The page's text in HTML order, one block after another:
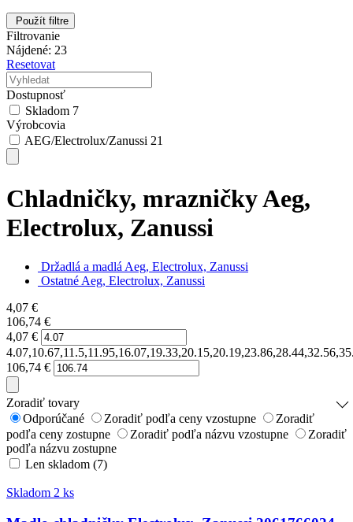
Použít filtre
Filtrovanie
Nájdené: 23
Resetovat
Dostupnosť
Skladom 7
Výrobcovia
AEG/Electrolux/Zanussi 21
Chladničky, mrazničky Aeg,
Electrolux, Zanussi
Držadlá a madlá Aeg, Electrolux, Zanussi
Ostatné Aeg, Electrolux, Zanussi
4,07 €
106,74 €
4,07 €
106,74 €
Zoradiť tovary
Odporúčané
Zoradiť podľa ceny vzostupne
Zoradiť
podľa ceny zostupne
Zoradiť podľa názvu vzostupne
Zoradiť
podľa názvu zostupne
Len skladom (7)
Skladom 2 ks